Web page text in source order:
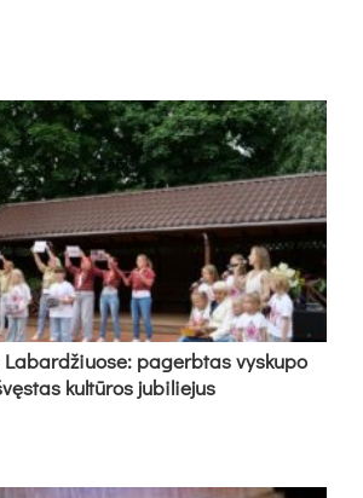
pa­gerb­tas vys­ku­po
kul­tū­ros ju­bi­lie­jus